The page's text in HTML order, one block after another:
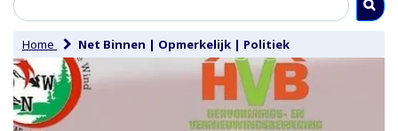
Home Net Binnen | Opmerkelijk | Politiek